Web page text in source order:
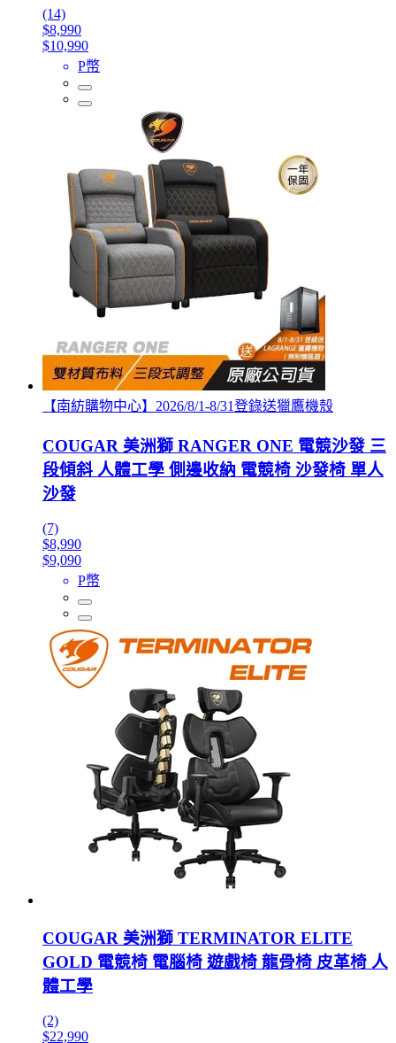
(14)
$8,990
$10,990
P幣
【南紡購物中心】2026/8/1-8/31登錄送獵鷹機殼
COUGAR 美洲獅 RANGER ONE 電競沙發 三
段傾斜 人體工學 側邊收納 電競椅 沙發椅 單人
沙發
(7)
$8,990
$9,090
P幣
COUGAR 美洲獅 TERMINATOR ELITE
GOLD 電競椅 電腦椅 遊戲椅 龍骨椅 皮革椅 人
體工學
(2)
$22,990